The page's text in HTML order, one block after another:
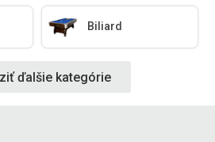
Biliard
ďalšie kategórie